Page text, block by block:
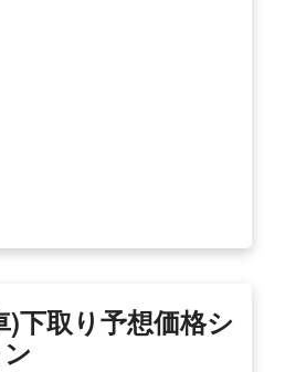
)下取り予想価格シ